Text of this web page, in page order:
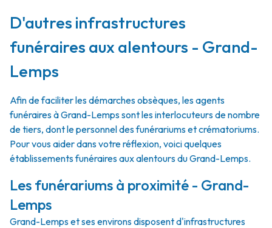
D'autres infrastructures
funéraires aux alentours - Grand-
Lemps
Afin de faciliter les démarches obsèques, les agents
funéraires à Grand-Lemps sont les interlocuteurs de nombre
de tiers, dont le personnel des funérariums et crématoriums.
Pour vous aider dans votre réflexion, voici quelques
établissements funéraires aux alentours du Grand-Lemps.
Les funérariums à proximité - Grand-
Lemps
Grand-Lemps et ses environs disposent d'infrastructures